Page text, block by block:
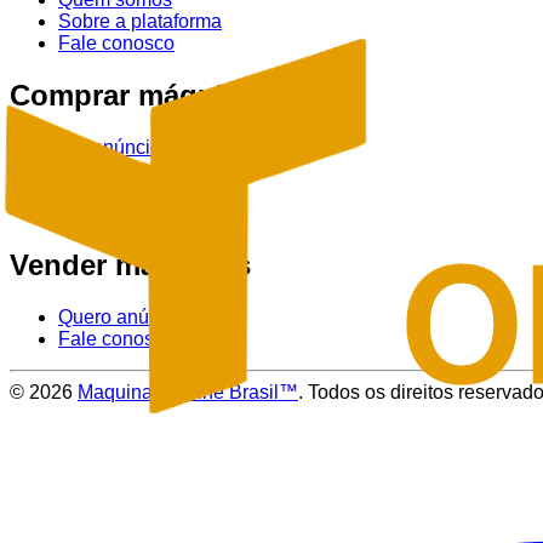
Sobre a plataforma
Fale conosco
Comprar máquinas
Ver anúncios
Vender máquinas
Quero anúnciar
Fale conosco
© 2026 Maquinas Online Brasil™. Todos os direitos